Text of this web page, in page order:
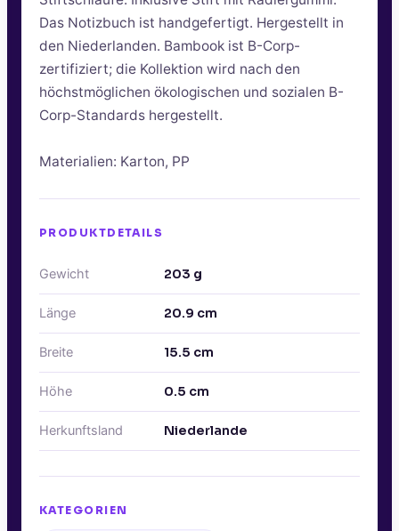
Das Notizbuch ist handgefertigt. Hergestellt in
den Niederlanden. Bambook ist B-Corp-
zertifiziert; die Kollektion wird nach den
höchstmöglichen ökologischen und sozialen B-
Corp-Standards hergestellt.
Materialien: Karton, PP
PRODUKTDETAILS
Gewicht 203 g
Länge 20.9 cm
Breite 15.5 cm
Höhe 0.5 cm
Herkunftsland Niederlande
KATEGORIEN